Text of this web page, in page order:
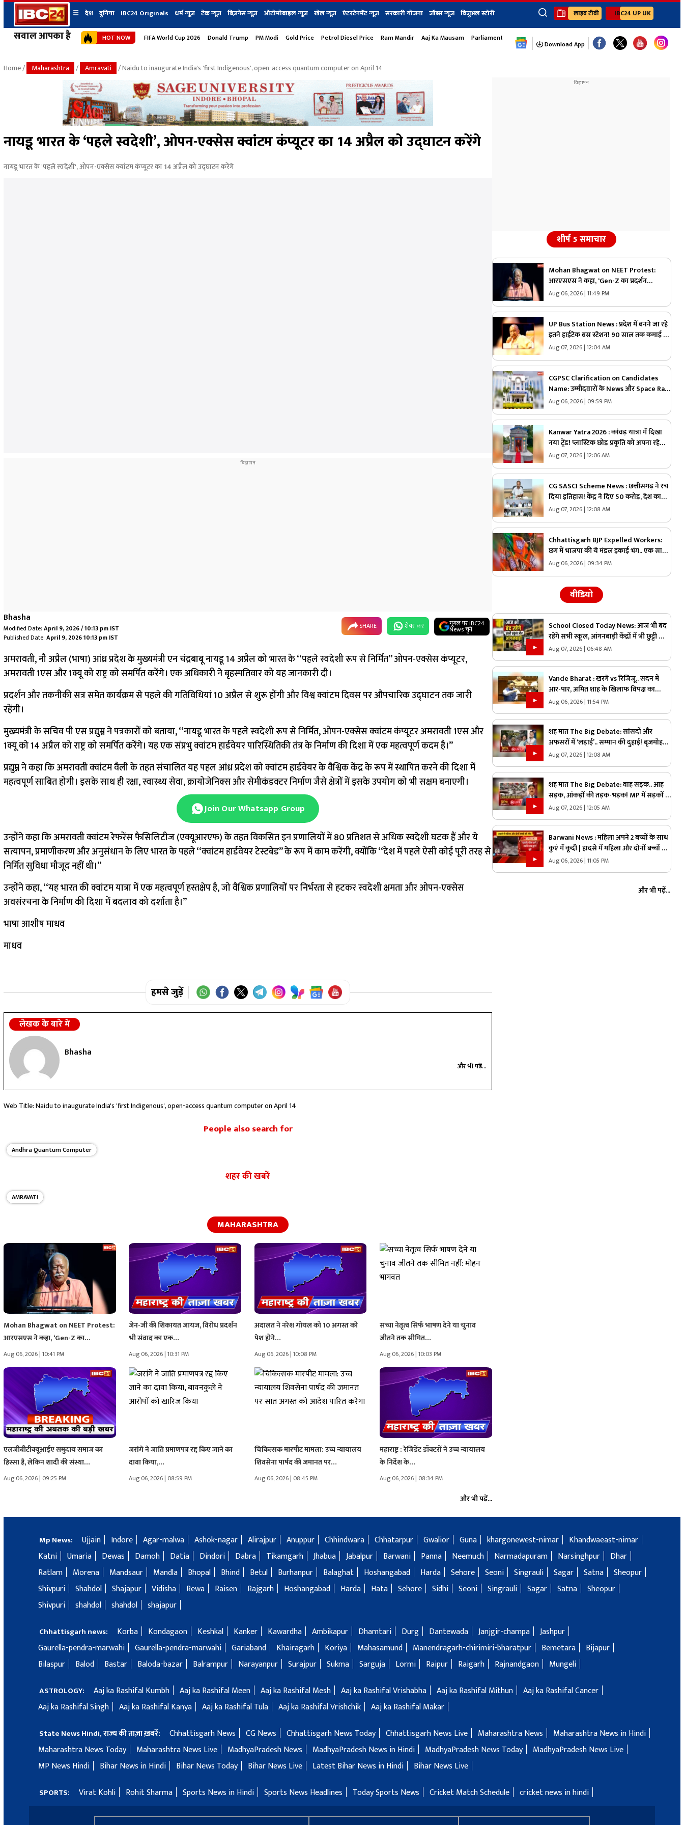
सवाल आपका है
☰ देश दुनिया IBC24 Originals धर्म न्यूज़ टेक न्यूज़ बिज़नेस न्यूज़ ऑटोमोबाइल न्यूज़ खेल न्यूज़ एंटरटेनमेंट न्यूज़ सरकारी योजना जॉब्स न्यूज विजुअल स्टोरी
×
छत्तीसगढ़ न्यूज
उत्तर प्रदेश न्यूज
बिहार न्यूज
उत्तराखंड न्यूज
महाराष्ट्र न्यूज
हिमाचल प्रदेश न्यूज
शहर
भोपाल
जबलपुर
ग्वालियर
रायपुर
बिलासपुर
दुनिया IBC24 Originals
शेयर बाज़ार गैजेट्स न्यूज
जॉब्स न्यूज Youtube Channels
Ibc24 Jankarwan
लाइव टीवी IBC24 UP UK
HOT NOW FIFA World Cup 2026 Donald Trump PM Modi Gold Price Petrol Diesel Price Ram Mandir Aaj Ka Mausam Parliament Monsoon Session
Download App
Home/ Maharashtra / Amravati / Naidu to inaugurate India's 'first Indigenous', open-access quantum computer on April 14
नायडू भारत के ‘पहले स्वदेशी’, ओपन-एक्सेस क्वांटम कंप्यूटर का 14 अप्रैल को उद्घाटन करेंगे
नायडू भारत के 'पहले स्वदेशी', ओपन-एक्सेस क्वांटम कंप्यूटर का 14 अप्रैल को उद्घाटन करेंगे
Bhasha
Modified Date: April 9, 2026 / 10:13 pm IST
Published Date: April 9, 2026 10:13 pm IST
SHARE शेयर कर गूगल पर IBC24
News चुनें
अमरावती, नौ अप्रैल (भाषा) आंध्र प्रदेश के मुख्यमंत्री एन चंद्रबाबू नायडू 14 अप्रैल को भारत के ‘‘पहले स्वदेशी रूप से निर्मित’’ ओपन-एक्सेस कंप्यूटर,
अमरावती 1एस और 1क्यू को राष्ट्र को समर्पित करेंगे। एक अधिकारी ने बृहस्पतिवार को यह जानकारी दी।
प्रदर्शन और तकनीकी सत्र समेत कार्यक्रम से पहले की गतिविधियां 10 अप्रैल से शुरू होंगी और विश्व क्वांटम दिवस पर औपचारिक उद्घाटन तक जारी
रहेंगी।
मुख्यमंत्री के सचिव पी एस प्रद्युम्न ने पत्रकारों को बताया, ‘‘नायडू भारत के पहले स्वदेशी रूप से निर्मित, ओपन-एक्सेस क्वांटम कंप्यूटर अमरावती 1एस और
1क्यू को 14 अप्रैल को राष्ट्र को समर्पित करेंगे। यह एक संप्रभु क्वांटम हार्डवेयर पारिस्थितिकी तंत्र के निर्माण की दिशा में एक महत्वपूर्ण कदम है।’’
प्रद्युम्न ने कहा कि अमरावती क्वांटम वैली के तहत संचालित यह पहल आंध्र प्रदेश को क्वांटम हार्डवेयर के वैश्विक केंद्र के रूप में स्थापित करने की दिशा में
महत्वपूर्ण साबित होगी। इसके साथ ही रक्षा, स्वास्थ्य सेवा, क्रायोजेनिक्स और सेमीकंडक्टर निर्माण जैसे क्षेत्रों में इसके उपयोग को भी सक्षम बनाएगी।
Join Our Whatsapp Group
उन्होंने कहा कि अमरावती क्वांटम रेफरेंस फैसिलिटीज (एक्यूआरएफ) के तहत विकसित इन प्रणालियों में 80 प्रतिशत से अधिक स्वदेशी घटक हैं और ये
सत्यापन, प्रमाणीकरण और अनुसंधान के लिए भारत के पहले ‘‘क्वांटम हार्डवेयर टेस्टबेड’’ के रूप में काम करेंगी, क्योंकि ‘‘देश में पहले ऐसी कोई पूरी तरह से
निर्मित सुविधा मौजूद नहीं थी।’’
उन्होंने कहा, ‘‘यह भारत की क्वांटम यात्रा में एक महत्वपूर्ण हस्तक्षेप है, जो वैश्विक प्रणालियों पर निर्भरता से हटकर स्वदेशी क्षमता और ओपन-एक्सेस
अवसंरचना के निर्माण की दिशा में बदलाव को दर्शाता है।’’
भाषा आशीष माधव
माधव
हमसे जुड़ें
लेखक के बारे में
Bhasha
और भी पढ़ें...
Web Title: Naidu to inaugurate India's 'first Indigenous', open-access quantum computer on April 14
People also search for
Andhra Quantum Computer
शहर की खबरें
AMRAVATI
MAHARASHTRA
Mohan Bhagwat on NEET Protest:
आरएसएस ने कहा, ‘Gen-Z का…
Aug 06, 2026 | 10:41 PM
जेन-जी की शिकायत जायज, विरोध प्रदर्शन
भी संवाद का एक…
Aug 06, 2026 | 10:31 PM
अदालत ने नरेश गोयल को 10 अगस्त को
पेश होने…
Aug 06, 2026 | 10:08 PM
सच्चा नेतृत्व सिर्फ भाषण देने या चुनाव
जीतने तक सीमित…
Aug 06, 2026 | 10:03 PM
एलजीबीटीक्यूआईए समुदाय समाज का
हिस्सा है, लेकिन शादी की संस्था…
Aug 06, 2026 | 09:25 PM
जरांगे ने जाति प्रमाणपत्र रद्द किए जाने का
दावा किया,…
Aug 06, 2026 | 08:59 PM
चिकित्सक मारपीट मामला: उच्च न्यायालय
शिवसेना पार्षद की जमानत पर…
Aug 06, 2026 | 08:45 PM
महाराष्ट्र : रेजिडेंट डॉक्टरों ने उच्च न्यायालय
के निर्देश के…
Aug 06, 2026 | 08:34 PM
और भी पढ़ें...
शीर्ष 5 समाचार
Mohan Bhagwat on NEET Protest:
आरएसएस ने कहा, ‘Gen-Z का प्रदर्शन
देशविरोधी नहीं, ये नई पीढ़ी ज्यादा ईमानदार है’..
कहा
Aug 06, 2026 | 11:49 PM
UP Bus Station News : प्रदेश में बनने जा रहे
इतने हाईटेक बस स्टेशन! 90 साल तक कमाई का
मौका, योगी सरकार ने शुरू की बड़ी योजना
Aug 07, 2026 | 12:04 AM
CGPSC Clarification on Candidates
Name: उम्मीदवारों के News और Space Rani
जैसे नाम.. क्या हुई है कोई गड़बड़ी या नाम है
वास्तविक?.. अब सामने आई CGPSC की सफाई,
पढ़ें
Aug 06, 2026 | 09:59 PM
Kanwar Yatra 2026 : कांवड़ यात्रा में दिखा
नया ट्रेंड! प्लास्टिक छोड़ प्रकृति को अपना रहे
शिवभक्त, हर कांवड़ दे रही बड़ा संदेश
Aug 07, 2026 | 12:06 AM
CG SASCI Scheme News : छत्तीसगढ़ ने रच
दिया इतिहास! केंद्र ने दिए 50 करोड़, देश का
पहला राज्य बना जिसने हासिल की ये बड़ी
Aug 07, 2026 | 12:08 AM
Chhattisgarh BJP Expelled Workers:
छग में भाजपा की ये मंडल इकाई भंग.. एक साथ
इतने कार्यकर्ताओं को कर दिया निष्कासित, अब
Aug 06, 2026 | 09:34 PM
वीडियो
School Closed Today News: आज भी बंद
रहेंगे सभी स्कूल, आंगनबाड़ी केंद्रों में भी छुट्टी का
ऐलान, तत्काल प्रभाव से जिलाधिकारी ने जारी
किया आदेश
Aug 07, 2026 | 06:48 AM
Vande Bharat : खरगे vs रिजिजू.. सदन में
आर-पार, अमित शाह के खिलाफ विपक्ष का
प्रदर्शन, क्या ऐसे ही शोर शराबे में दब जाएंगे
असली मुद्दे?
Aug 06, 2026 | 11:54 PM
शह मात The Big Debate: सांसदों और
अफसरों में ‘लड़ाई’.. सम्मान की दुहाई! बृजमोहन
के बाद विजय बघेल ने की शिकायत, जानिए
राज्य का मामला आखिर संसद तक क्यों पहुंचा?
Aug 07, 2026 | 12:08 AM
शह मात The Big Debate: वाह सड़क.. आह
सड़क, आंकड़ों की तड़क-भड़क! MP में सड़कों के
लिए रोना जारी, बार-बार ताकीद के बाद भी क्यों
नहीं सुधरे हालात
Aug 07, 2026 | 12:05 AM
Barwani News : महिला अपने 2 बच्चों के साथ
कुएं में कूदी | हादसे में महिला और दोनों बच्चों की
मौत
Aug 06, 2026 | 11:05 PM
और भी पढ़ें...
Mp News: Ujjain Indore Agar-malwa Ashok-nagar Alirajpur Anuppur Chhindwara Chhatarpur Gwalior Guna khargonewest-nimar
Khandwaeast-nimar
Katni
Umaria Dewas Damoh Datia Dindori Dabra Tikamgarh Jhabua Jabalpur Barwani Panna Neemuch Narmadapuram Narsinghpur
Dhar
Ratlam
Morena Mandsaur Mandla Bhopal Bhind Betul Burhanpur Balaghat Hoshangabad Harda Sehore Seoni Singrauli Sagar Satna
Sheopur
Shivpuri
Shahdol Shajapur Vidisha Rewa Raisen Rajgarh Hoshangabad Harda Hata Sehore Sidhi Seoni Singrauli Sagar Satna
Sheopur
Shivpuri
shahdol shahdol shajapur
Chhattisgarh news: Korba Kondagaon Keshkal Kanker Kawardha Ambikapur Dhamtari Durg Dantewada Janjgir-champa
Jashpur
Gaurella-pendra-marwahi
Gaurella-pendra-marwahi Gariaband Khairagarh Koriya Mahasamund Manendragarh-chirimiri-bharatpur Bemetara
Bijapur
Bilaspur
Balod Bastar Baloda-bazar Balrampur Narayanpur Surajpur Sukma Sarguja Lormi Raipur Raigarh Rajnandgaon Mungeli
ASTROLOGY: Aaj ka Rashifal Kumbh Aaj ka Rashifal Meen Aaj ka Rashifal Mesh Aaj ka Rashifal Vrishabha Aaj ka Rashifal Mithun
Aaj ka Rashifal Cancer
Aaj ka Rashifal Singh
Aaj ka Rashifal Kanya Aaj ka Rashifal Tula Aaj ka Rashifal Vrishchik Aaj ka Rashifal Makar
State News Hindi, राज्य की ताज़ा ख़बरें: Chhattisgarh News CG News Chhattisgarh News Today Chhattisgarh News Live Maharashtra News
Maharashtra News in Hindi
Maharashtra News Today
Maharashtra News Live MadhyaPradesh News MadhyaPradesh News in Hindi MadhyaPradesh News Today
MadhyaPradesh News Live
MP News Hindi
Bihar News in Hindi Bihar News Today Bihar News Live Latest Bihar News in Hindi Bihar News Live
SPORTS: Virat Kohli Rohit Sharma Sports News in Hindi Sports News Headlines Today Sports News Cricket Match Schedule cricket news in hindi